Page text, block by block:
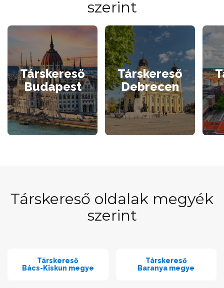
szerint
Társkereső
Budapest
Társkereső
Debrecen
Társkereső oldalak megyék
szerint
Társkereső
Bács-Kiskun megye
Társkereső
Baranya megye